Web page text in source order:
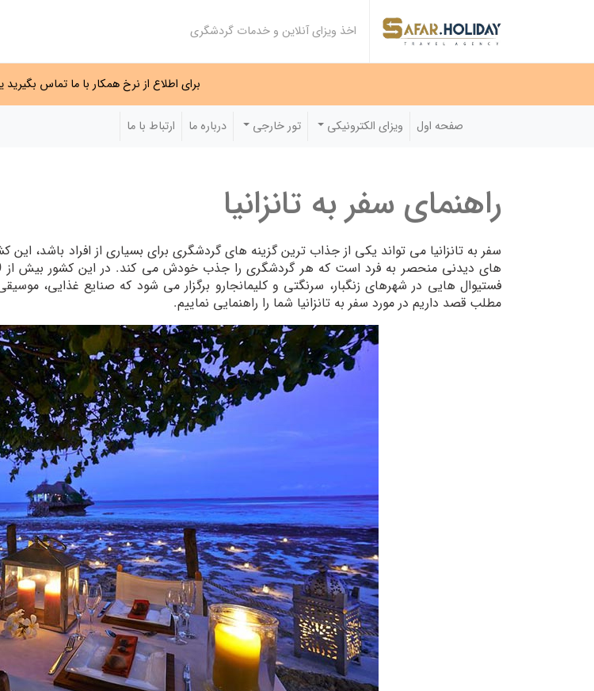
اخذ ویزای آنلاین و خدمات گردشگری
برای اطلاع از نرخ همکار با ما تماس بگیرید
صفحه اول ویزای الکترونیکی تور خارجی درباره ما ارتباط با ما
راهنمای سفر به تانزانیا
سفر به تانزانیا می تواند یکی از جذاب ترین گزینه های گردشگری برای بسیاری از افراد باشد،
فستیوال هایی در شهرهای زنگبار، سرنگتی و کلیمانجارو برگزار می شود که صنایع غذایی،
مطلب قصد داریم در مورد سفر به تانزانیا شما را راهنمایی نماییم.